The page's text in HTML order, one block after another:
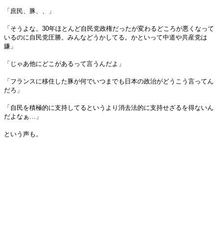
「庶民、豚、、」
「そうよな。30年ほとんど自民党政権だったが変わるどころが悪くなって
いるのに自民党圧勝。みんなどうかしてる。かといって中道や共産党は
嫌」
「じゃあ他にどこがあるって言うんだよ」
「フランスに移住した豚が何でいつまでも日本の政治がどうこう言ってん
だろ」
「自民を積極的に支持してるというより消去法的に支持せざるを得ないん
だよなぁ…」
という声も。